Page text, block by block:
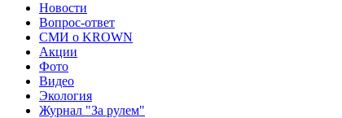
Новости
Вопрос-ответ
СМИ о KROWN
Акции
Фото
Видео
Экология
Журнал "За рулем"